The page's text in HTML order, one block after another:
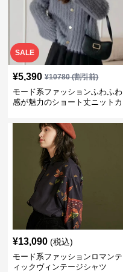
SALE
¥5,390 ¥10780(割引前)
モード系ファッションふわふわ
感が魅力のショート丈ニットカ
¥13,090 (税込)
モード系ファッションロマンテ
ィックヴィンテージシャツ